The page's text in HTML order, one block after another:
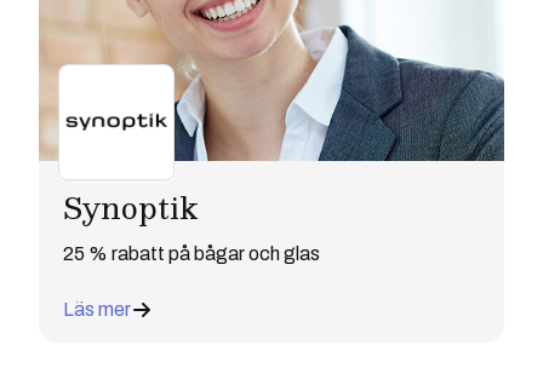
Synoptik
25 % rabatt på bågar och glas
Läs mer